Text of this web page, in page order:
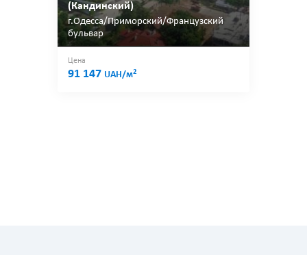
(Кандинский)
г.Одесса/Приморский/Французский
бульвар
Цена
91 147 UAH/м2